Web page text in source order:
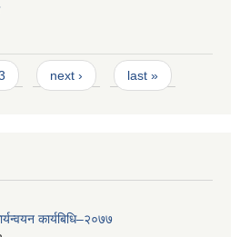
next › last »
कार्यबिधि–२०७७